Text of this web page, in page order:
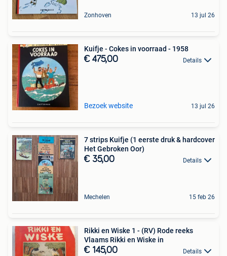
Zonhoven 13 jul 26
Kuifje - Cokes in voorraad - 1958
€ 475,00 Details
Bezoek website 13 jul 26
7 strips Kuifje (1 eerste druk & hardcover
Het Gebroken Oor)
€ 35,00 Details
Mechelen 15 feb 26
Rikki en Wiske 1 - (RV) Rode reeks
Vlaams Rikki en Wiske in
€ 145,00 Details